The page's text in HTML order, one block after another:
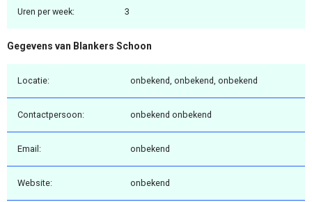
Uren per week: 3
Gegevens van Blankers Schoon
Locatie: onbekend, onbekend, onbekend
Contactpersoon: onbekend onbekend
Email: onbekend
Website: onbekend